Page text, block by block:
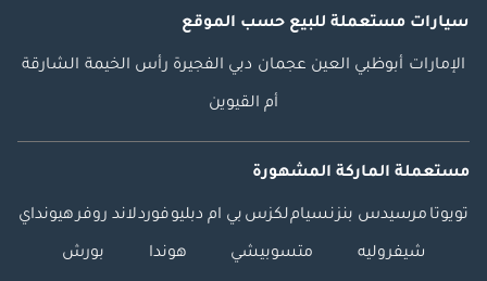
سيارات مستعملة للبيع حسب الموقع
الإمارات أبوظبي العين عجمان دبي الفجيرة رأس الخيمة الشارقة
أم القيوين
مستعملة الماركة المشهورة
تويوتا مرسيدس بنزنسياملكزس بي ام دبليوفوردلاند روفرهيونداي
شيفروليه متسوبيشي هوندا بورش